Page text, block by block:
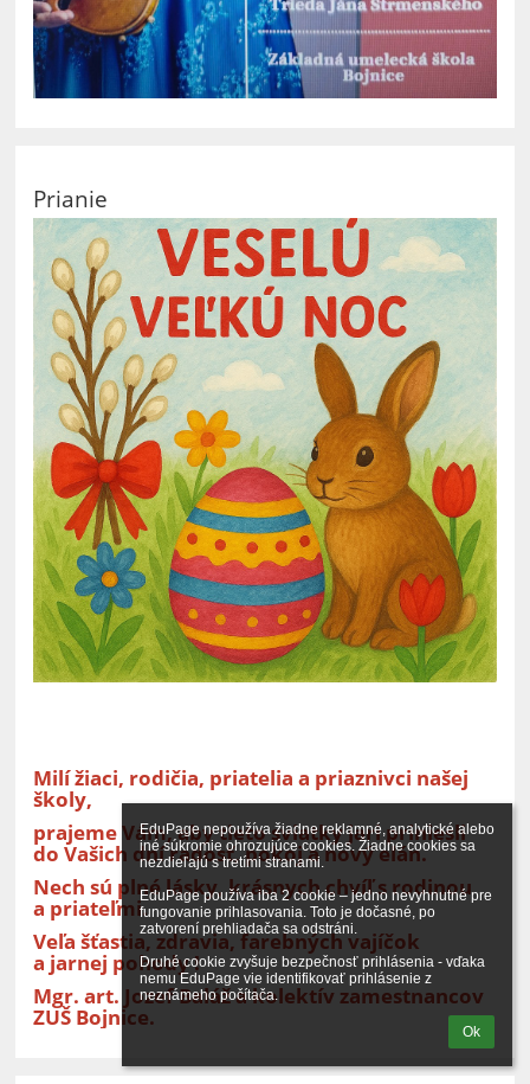
EduPage nepoužíva žiadne reklamné, analytické alebo
iné súkromie ohrozujúce cookies. Žiadne cookies sa
nezdieľajú s tretími stranami.
EduPage používa iba 2 cookie – jedno nevyhnutné pre
fungovanie prihlasovania. Toto je dočasné, po
zatvorení prehliadača sa odstráni.
Druhé cookie zvyšuje bezpečnosť prihlásenia - vďaka
nemu EduPage vie identifikovať prihlásenie z
neznámeho počítača.
Ok
Prianie
Milí žiaci, rodičia, priatelia a priaznivci našej
školy,
prajeme Vám, aby tieto sviatky jari priniesli
do Vašich dní radosť, pokoj a nový elán.
Nech sú plné lásky, krásnych chvíľ s rodinou
a priateľmi.
Veľa šťastia, zdravia, farebných vajíčok
a jarnej pohody !
Mgr. art. Jozef Baláž a kolektív zamestnancov
ZUŠ Bojnice.